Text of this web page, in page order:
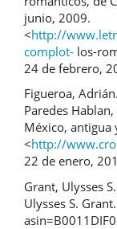
junio, 2009.
<http://
complot- los-
24 de febrero,
Figueroa,
Paredes
México, antigua
<http://
22 de enero,
Grant, Ulysses
Ulysses S.